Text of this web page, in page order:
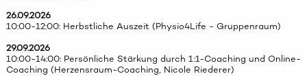
26.09.2026
10:00-12:00: Herbstliche Auszeit (Physio4Life - Gruppenraum)
29.09.2026
10:00-14:00: Persönliche Stärkung durch 1:1-Coaching und Online-
Coaching (Herzensraum-Coaching, Nicole Riederer)